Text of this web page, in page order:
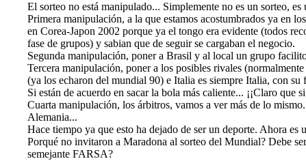
El sorteo no está manipulado... Simplemente no es un sorteo,
Primera manipulación, a la que estamos acostumbrados ya en
en Corea-Japon 2002 porque ya el tongo era evidente (todos
fase de grupos) y sabian que de seguir se cargaban el negocio.
Segunda manipulación, poner a Brasil y al local un grupo
Tercera manipulación, poner a los posibles rivales
(ya los echaron del mundial 90) e Italia es siempre Italia, con su
Si están de acuerdo en sacar la bola más caliente... ¡¡Claro
Cuarta manipulación, los árbitros, vamos a ver más de lo
Alemania...
Hace tiempo ya que esto ha dejado de ser un deporte. Ahora
Porqué no invitaron a Maradona al sorteo del Mundial? Debe
semejante FARSA?